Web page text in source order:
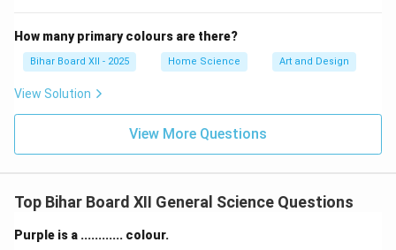
How many primary colours are there?
Bihar Board XII - 2025 Home Science Art and Design
View Solution
View More Questions
Top Bihar Board XII General Science Questions
Purple is a ............ colour.